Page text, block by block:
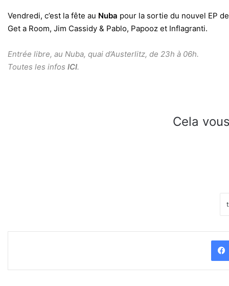
Vendredi, c’est la fête au Nuba pour la sortie du nouvel EP
Get a Room, Jim Cassidy & Pablo, Papooz et Inflagranti.
Entrée libre, au Nuba, quai d’Austerlitz, de 23h à 06h.
Toutes les infos ICI.
Cela